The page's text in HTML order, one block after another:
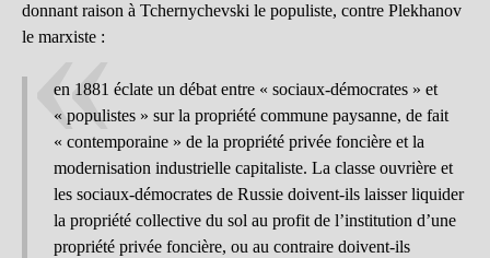
donnant raison à Tchernychevski le populiste, contre Plekhanov
le marxiste :
en 1881 éclate un débat entre « sociaux-démocrates » et
« populistes » sur la propriété commune paysanne, de fait
« contemporaine » de la propriété privée foncière et la
modernisation industrielle capitaliste. La classe ouvrière et
les sociaux-démocrates de Russie doivent-ils laisser liquider
la propriété collective du sol au profit de l’institution d’une
propriété privée foncière, ou au contraire doivent-ils